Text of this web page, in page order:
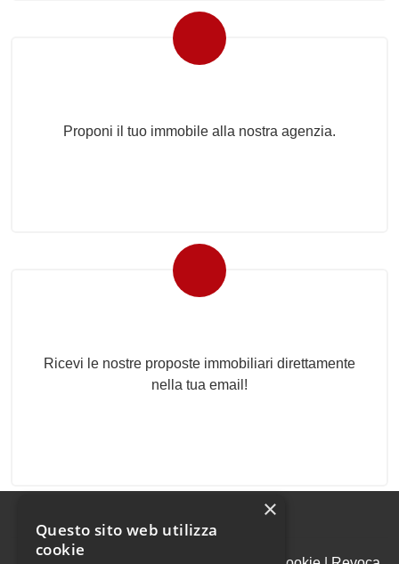
Proponi il tuo immobile alla nostra agenzia.
Ricevi le nostre proposte immobiliari direttamente
nella tua email!
×
Questo sito web utilizza
cookie